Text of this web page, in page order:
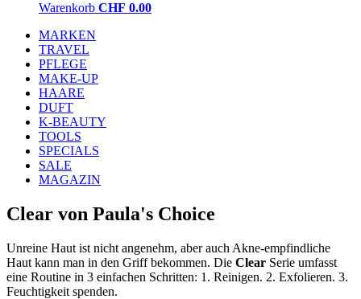
Warenkorb CHF 0.00
MARKEN
TRAVEL
PFLEGE
MAKE-UP
HAARE
DUFT
K-BEAUTY
TOOLS
SPECIALS
SALE
MAGAZIN
Clear von Paula's Choice
Unreine Haut ist nicht angenehm, aber auch Akne-empfindliche
Haut kann man in den Griff bekommen. Die Clear Serie umfasst
eine Routine in 3 einfachen Schritten: 1. Reinigen. 2. Exfolieren. 3.
Feuchtigkeit spenden.